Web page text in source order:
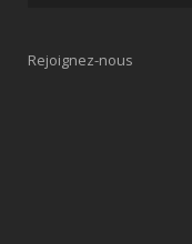
Rejoignez-nous